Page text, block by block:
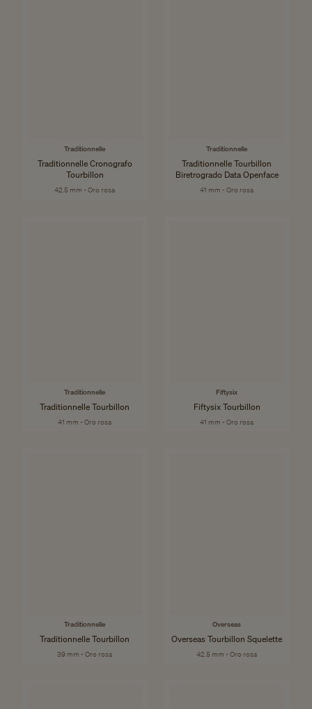
Traditionnelle
Traditionnelle Cronografo
Tourbillon
42.5 mm - Oro rosa
Traditionnelle
Traditionnelle Tourbillon
Biretrogrado Data Openface
41 mm - Oro rosa
Traditionnelle
Traditionnelle Tourbillon
41 mm - Oro rosa
Fiftysix
Fiftysix Tourbillon
41 mm - Oro rosa
Traditionnelle
Traditionnelle Tourbillon
39 mm - Oro rosa
Overseas
Overseas Tourbillon Squelette
42.5 mm - Oro rosa